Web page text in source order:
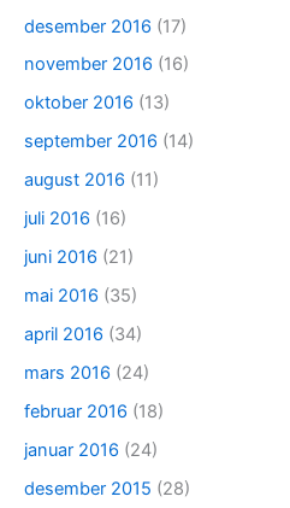
desember 2016 (17)
november 2016 (16)
oktober 2016 (13)
september 2016 (14)
august 2016 (11)
juli 2016 (16)
juni 2016 (21)
mai 2016 (35)
april 2016 (34)
mars 2016 (24)
februar 2016 (18)
januar 2016 (24)
desember 2015 (28)